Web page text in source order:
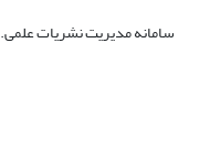
سامانه مدیریت نشریات علمی.